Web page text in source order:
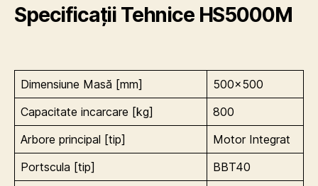
Specificații Tehnice HS5000M
Dimensiune Masă [mm]
500×500
Capacitate incarcare [kg]
800
Arbore principal [tip]
Motor Integrat
Portscula [tip]
BBT40